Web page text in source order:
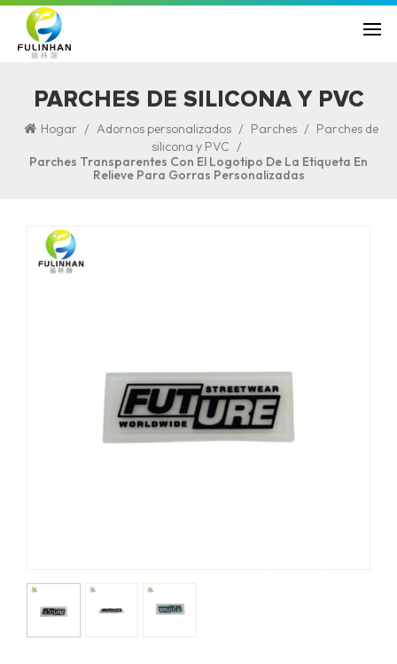
PARCHES DE SILICONA Y PVC
Hogar / Adornos personalizados / Parches / Parches de
silicona y PVC /
Parches Transparentes Con El Logotipo De La Etiqueta En
Relieve Para Gorras Personalizadas